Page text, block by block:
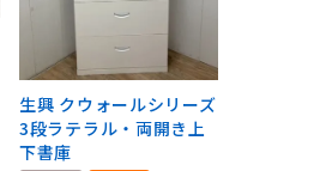
生興 クウォールシリーズ
3段ラテラル・両開き上
下書庫